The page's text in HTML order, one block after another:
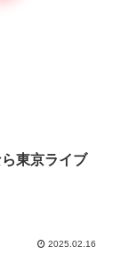
東京ライブ
2025.02.16